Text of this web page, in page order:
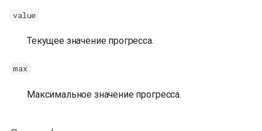
value
Текущее значение прогресса.
max
Максимальное значение прогресса.